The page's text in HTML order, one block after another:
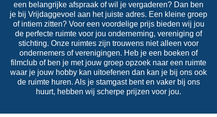
een belangrijke afspraak of wil je vergaderen? Dan ben
je bij Vrijdaggevoel aan het juiste adres. Een kleine groep
of intiem zitten? Voor een voordelige prijs bieden wij jou
de perfecte ruimte voor jou onderneming, vereniging of
stichting. Onze ruimtes zijn trouwens niet alleen voor
ondernemers of verenigingen. Heb je een boeken of
filmclub of ben je met jouw groep opzoek naar een ruimte
waar je jouw hobby kan uitoefenen dan kan je bij ons ook
de ruimte huren. Als je stamgast bent en vaker bij ons
huurt, hebben wij scherpe prijzen voor jou.